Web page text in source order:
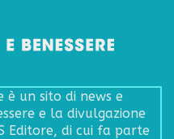
è un sito di news e
e la divulgazione
Editore, di cui fa parte